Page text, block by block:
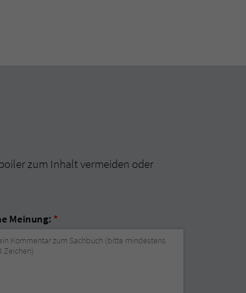
zum Inhalt vermeiden oder
Meinung: *